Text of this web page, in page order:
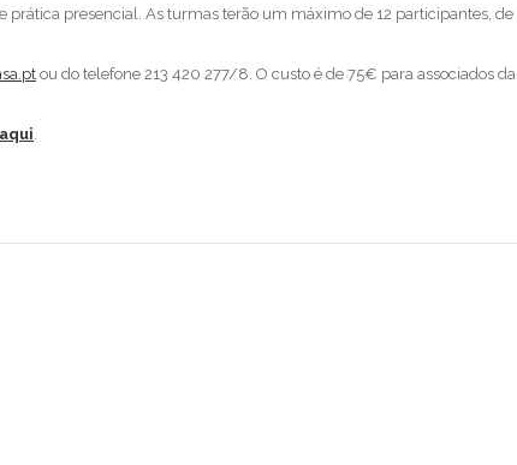
prática presencial. As turmas terão um máximo de 12 participantes, de
ou do telefone 213 420 277/8. O custo é de 75€ para associados da
aqui.